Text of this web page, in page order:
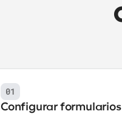
01
Configurar